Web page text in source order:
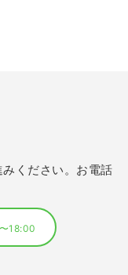
ください。お電話
18:00